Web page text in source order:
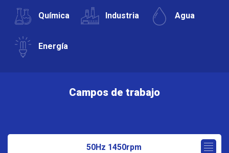
Química Industria Agua
Energía
Campos de trabajo
50Hz 1450rpm